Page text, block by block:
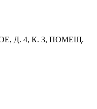
Д. 4, К. 3, ПОМЕЩ.